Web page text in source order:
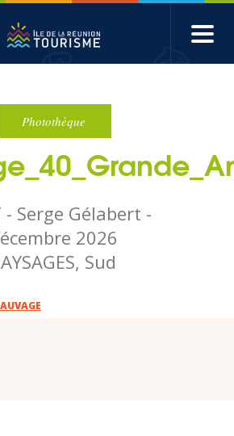
indicateurs
presse
Photothèque
- Serge Gélabert -
2026
Sud